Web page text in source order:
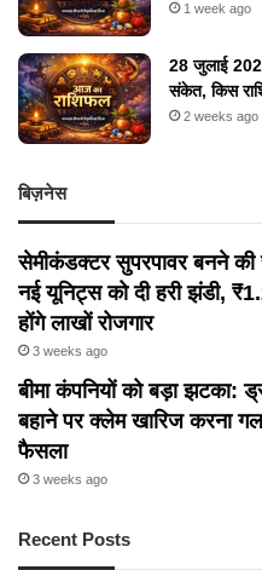
1 week ago
28 जुलाई
संकेत, किस
2 weeks ago
बिज़नेस
सेमीकंडक्टर सुपरपावर बनने की
नई यूनिट्स को दी हरी झंडी,
होंगे लाखों रोजगार
3 weeks ago
बीमा कंपनियों को बड़ा झटका:
बहाने पर क्लेम खारिज करना
फैसला
3 weeks ago
Recent Posts